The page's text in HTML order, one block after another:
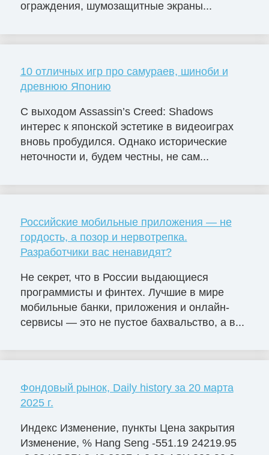
ограждения, шумозащитные экраны...
10 отличных игр про самураев, шиноби и
древнюю Японию
С выходом Assassin’s Creed: Shadows
интерес к японской эстетике в видеоиграх
вновь пробудился. Однако исторические
неточности и, будем честны, не сам...
Российские мобильные приложения — не
гордость, а позор и нервотрепка.
Разработчики вас ненавидят?
Не секрет, что в России выдающиеся
программисты и финтех. Лучшие в мире
мобильные банки, приложения и онлайн-
сервисы — это не пустое бахвальство, а в...
Фондовый рынок, Daily history за 20 марта
2025 г.
Индекс Изменение, пункты Цена закрытия
Изменение, % Hang Seng -551.19 24219.95